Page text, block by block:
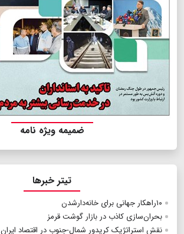
ضمیمه ویژه نامه
تیتر خبرها
۱۰راهکار جهانی برای خانه‌دارشدن
بحران‌سازی کاذب در بازار گوشت قرمز
نقش استراتژیک کریدور شمال-جنوب در اقتصاد ایران